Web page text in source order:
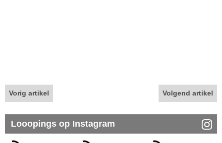
Vorig artikel Volgend artikel
Looopings op Instagram